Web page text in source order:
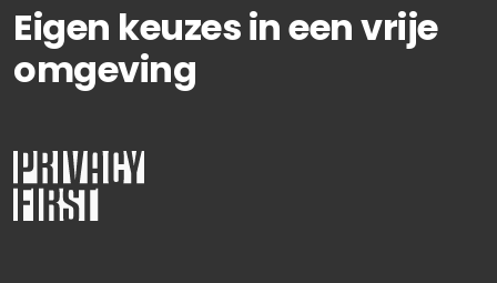
Eigen keuzes in een vrije
omgeving